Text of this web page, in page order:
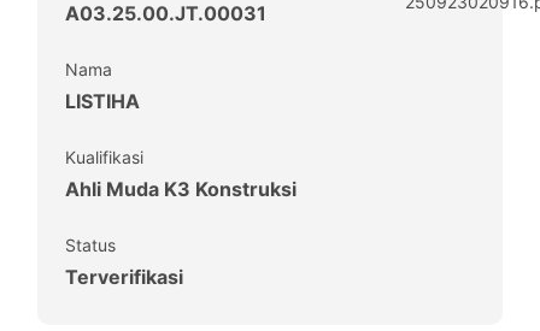
A03.25.00.JT.00031
Nama
LISTIHA
Kualifikasi
Ahli Muda K3 Konstruksi
Status
Terverifikasi